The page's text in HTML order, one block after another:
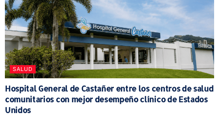
SALUD
Hospital General de Castañer entre los centros de salud
comunitarios con mejor desempeño clínico de Estados
Unidos